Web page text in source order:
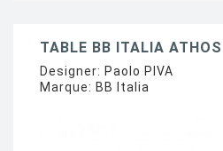
TABLE BB ITALIA
Designer: Paolo PIVA
Marque: BB Italia